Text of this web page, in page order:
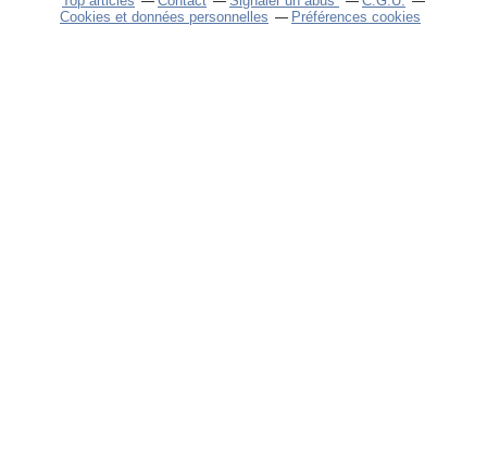
Cookies et données personnelles
Préférences cookies